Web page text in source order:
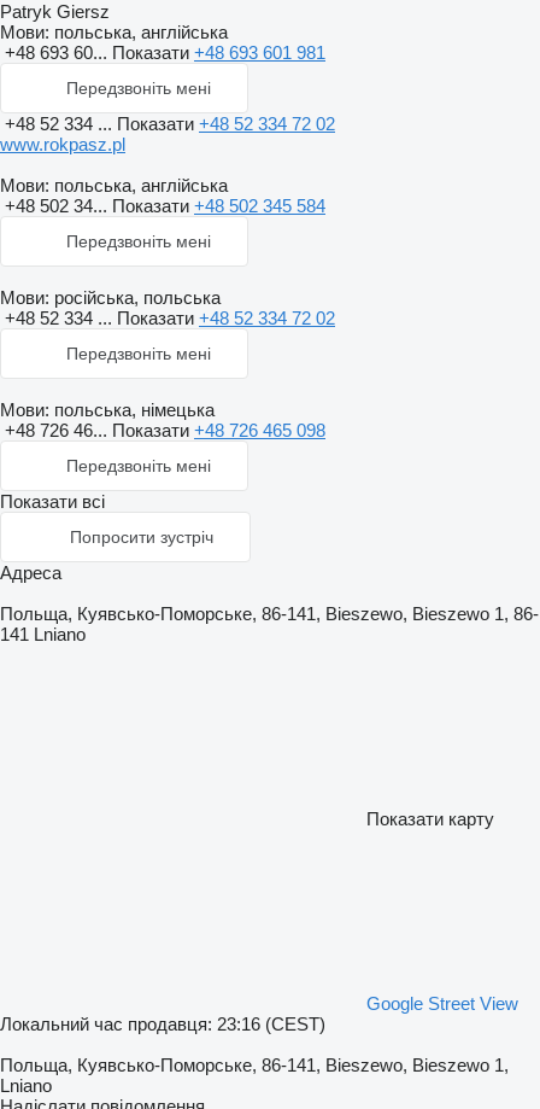
Patryk Giersz
Мови: польська, англійська
+48 693 60... Показати +48 693 601 981
Передзвоніть мені
+48 52 334 ... Показати +48 52 334 72 02
www.rokpasz.pl
Мови: польська, англійська
+48 502 34... Показати +48 502 345 584
Передзвоніть мені
Мови: російська, польська
+48 52 334 ... Показати +48 52 334 72 02
Передзвоніть мені
Мови: польська, німецька
+48 726 46... Показати +48 726 465 098
Передзвоніть мені
Показати всі
Попросити зустріч
Адреса
Польща, Куявсько-Поморське, 86-141, Bieszewo, Bieszewo 1, 86-
141 Lniano
Показати карту
Google Street View
Локальний час продавця: 23:16 (CEST)
Польща, Куявсько-Поморське, 86-141, Bieszewo, Bieszewo 1,
Lniano